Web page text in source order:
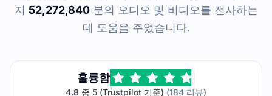
지 52,272,840분의 오디오 및 비디오를 전사하는
데 도움을 주었습니다.
훌륭함
4.8 중 5 (Trustpilot 기준) (184 리뷰)